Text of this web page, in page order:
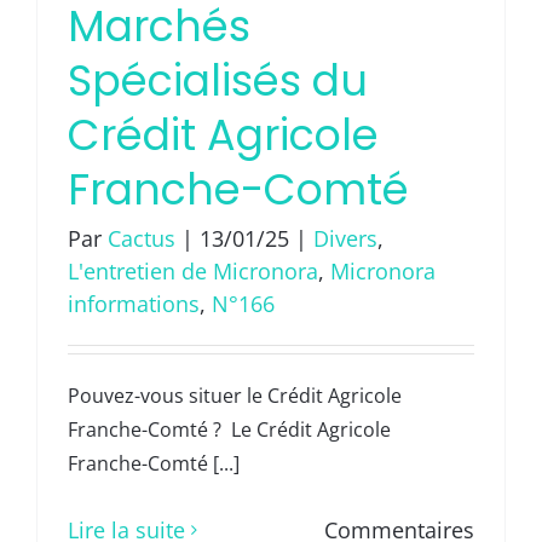
Marchés
Spécialisés du
Crédit Agricole
Franche-Comté
Par Cactus | 13/01/25 | Divers,
L'entretien de Micronora, Micronora
informations, N°166
Pouvez-vous situer le Crédit Agricole
Franche-Comté ? Le Crédit Agricole
Franche-Comté [...]
Lire la suite
Commentaires